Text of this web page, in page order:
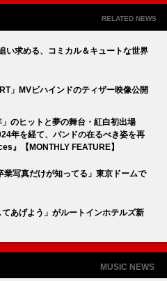
RELATED NEWS
い求める、コミカル＆キュートな世界
」MVビハインドのティザー映像公開
のヒットと夢の舞台・紅白初出場
年を経て、バンドの在るべき姿を再
』【MONTHLY FEATURE】
業写真だけが知ってる」東京ドームで
あげよう」がルートインホテルズ新
MUSIC NEWS